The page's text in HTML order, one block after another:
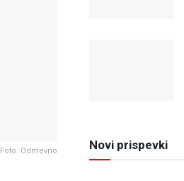
Foto: Odmevno Novi prispevki